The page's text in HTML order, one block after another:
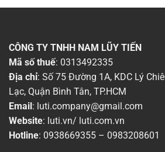
CÔNG TY TNHH NAM LŨY TIẾN
Mã số thuế: 0313492335
Địa chỉ: Số 75 Đường 1A, KDC Lý
Lạc, Quận Bình Tân, TP.HCM
Email : luti.company@gmail.com
Website: luti.vn/ luti.com.vn
Hotline: 0938669355 – 0983208601